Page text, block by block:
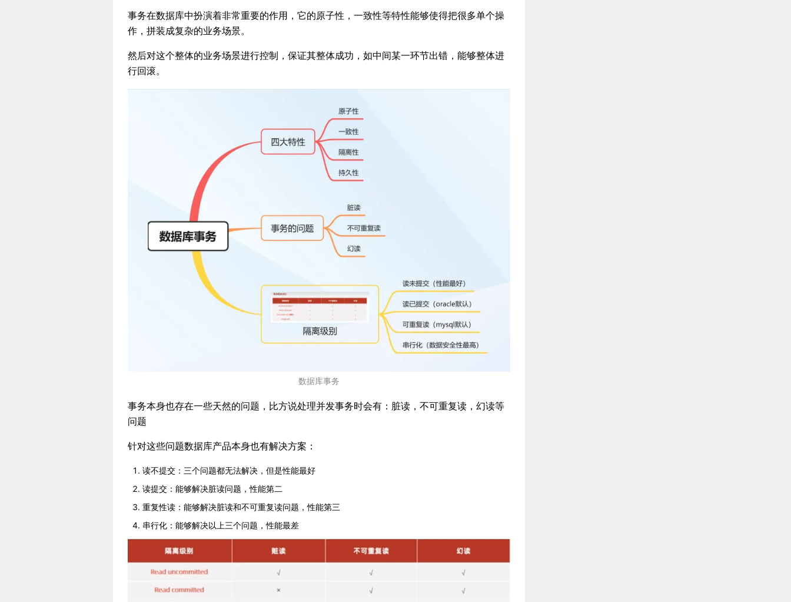
事务在数据库中扮演着非常重要的作用，它的原子性，一致性等特性能够使得把很多单个操
作，拼装成复杂的业务场景。
然后对这个整体的业务场景进行控制，保证其整体成功，如中间某一环节出错，能够整体进
行回滚。
数据库事务
事务本身也存在一些天然的问题，比方说处理并发事务时会有：脏读，不可重复读，幻读等
问题
针对这些问题数据库产品本身也有解决方案：
读不提交：三个问题都无法解决，但是性能最好
读提交：能够解决脏读问题，性能第二
重复性读：能够解决脏读和不可重复读问题，性能第三
串行化：能够解决以上三个问题，性能最差